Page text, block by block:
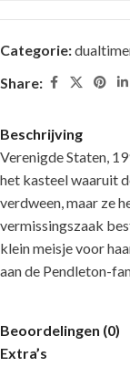
Categorie:
Share:
Beschrijving
Verenigde Staten,
het kasteel waaruit
verdween, maar ze
vermissingszaak
klein meisje voor
aan de Pendleton-
Beoordelingen (0)
Extra’s